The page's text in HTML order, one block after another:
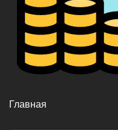
Главная